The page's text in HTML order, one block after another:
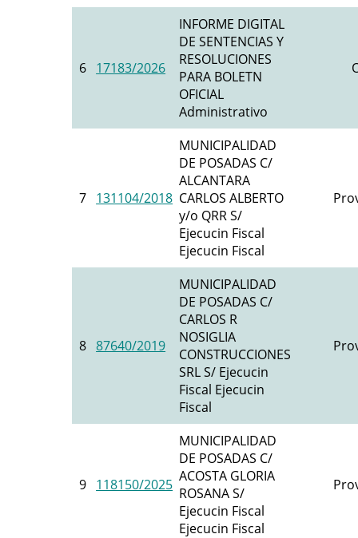
6 17183/2026
INFORME DIGITAL
DE SENTENCIAS Y
RESOLUCIONES
PARA BOLETN
OFICIAL
Administrativo
7 131104/2018
MUNICIPALIDAD
DE POSADAS C/
ALCANTARA
CARLOS ALBERTO
y/o QRR S/
Ejecucin Fiscal
Ejecucin Fiscal
8 87640/2019
MUNICIPALIDAD
DE POSADAS C/
CARLOS R
NOSIGLIA
CONSTRUCCIONES
SRL S/ Ejecucin
Fiscal Ejecucin
Fiscal
9 118150/2025
MUNICIPALIDAD
DE POSADAS C/
ACOSTA GLORIA
ROSANA S/
Ejecucin Fiscal
Ejecucin Fiscal